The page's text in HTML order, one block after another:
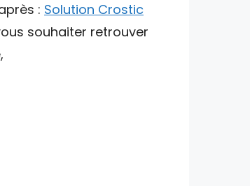
: Solution Crostic
souhaiter retrouver